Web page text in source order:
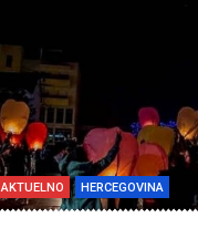
AKTUELNO HERCEGOVINA